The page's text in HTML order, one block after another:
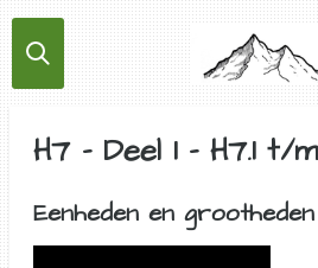
Ga
direct
naar
de
hoofdinhoud
H7 - Deel 1 - H7.1 t/
Eenheden en grootheden